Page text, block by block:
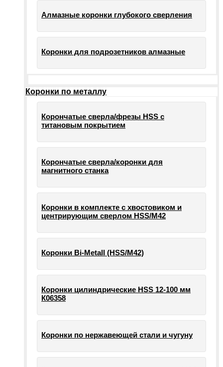
Алмазные коронки глубокого сверления
Коронки для подрозетников алмазные
Коронки по металлу
Корончатые сверла/фрезы HSS c
титановым покрытием
Корончатые сверла/коронки для
магнитного станка
Коронки в комплекте с хвостовиком и
центрирующим сверлом HSS/М42
Коронки Bi-Metall (HSS/М42)
Коронки цилиндрические HSS 12-100 мм
К06358
Коронки по нержавеющей стали и чугуну